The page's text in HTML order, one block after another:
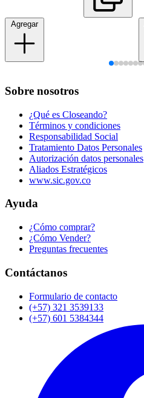
Agregar
Sobre nosotros
¿Qué es Closeando?
Términos y condiciones
Responsabilidad Social
Tratamiento Datos Personales
Autorización datos personales
Aliados Estratégicos
www.sic.gov.co
Ayuda
¿Cómo comprar?
¿Cómo Vender?
Preguntas frecuentes
Contáctanos
Formulario de contacto
(+57) 321 3539133
(+57) 601 5384344